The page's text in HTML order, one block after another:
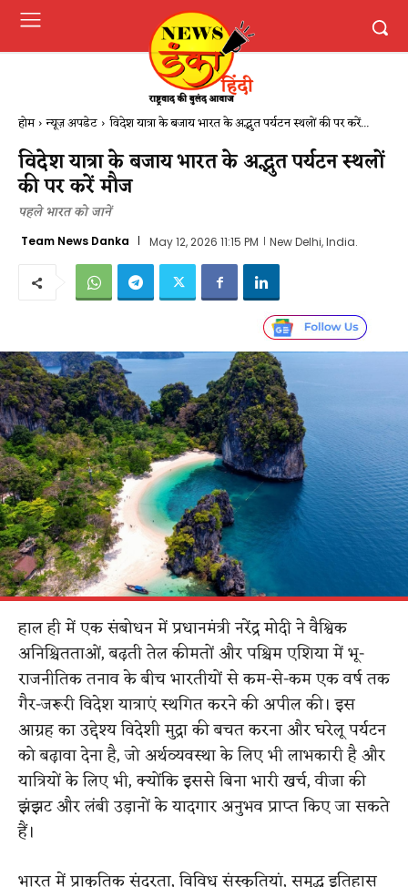
होम न्यूज़ अपडेट विदेश यात्रा के बजाय भारत के अद्भुत पर्यटन स्थलों की पर करें...
विदेश यात्रा के बजाय भारत के अद्भुत पर्यटन स्थलों
की पर करें मौज
पहले भारत को जानें
Team News Danka May 12, 2026 11:15 PM New Delhi, India.
हाल ही में एक संबोधन में प्रधानमंत्री नरेंद्र मोदी ने वैश्विक
अनिश्चितताओं, बढ़ती तेल कीमतों और पश्चिम एशिया में भू-
राजनीतिक तनाव के बीच भारतीयों से कम-से-कम एक वर्ष तक
गैर-जरूरी विदेश यात्राएं स्थगित करने की अपील की। इस
आग्रह का उद्देश्य विदेशी मुद्रा की बचत करना और घरेलू पर्यटन
को बढ़ावा देना है, जो अर्थव्यवस्था के लिए भी लाभकारी है और
यात्रियों के लिए भी, क्योंकि इससे बिना भारी खर्च, वीजा की
झंझट और लंबी उड़ानों के यादगार अनुभव प्राप्त किए जा सकते
हैं।